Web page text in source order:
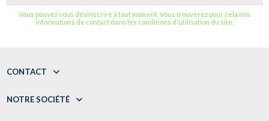
Vous pouvez vous désinscrire à tout moment. Vous trouverez pour cela nos
informations de contact dans les conditions d'utilisation du site.
CONTACT
NOTRE SOCIÉTÉ